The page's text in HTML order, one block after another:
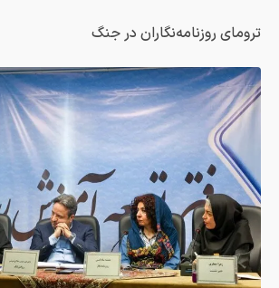
ترومای روزنامه‌نگاران در جنگ